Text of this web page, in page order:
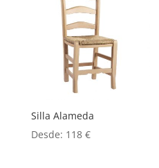
Silla Alameda
Desde: 118 €